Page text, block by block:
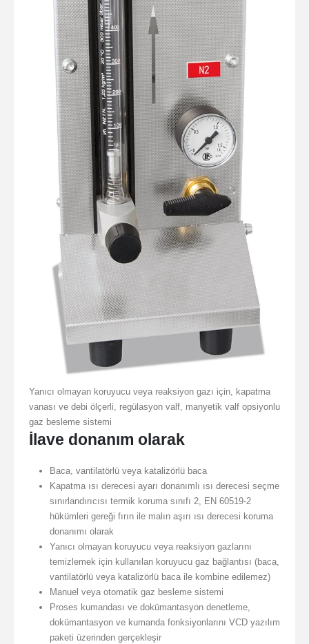
Yanıcı olmayan koruyucu veya reaksiyon gazı için, kapatma
vanası ve debi ölçerli, regülasyon valf, manyetik valf opsiyonlu
gaz besleme sistemi
İlave donanım olarak
Baca, vantilatörlü veya katalizörlü baca
Kapatma ısı derecesi ayarı donanımlı ısı derecesi seçme
sınırlandırıcısı termik koruma sınıfı 2, EN 60519-2
hükümleri gereği fırın ile malın aşırı ısı derecesi koruma
donanımı olarak
Yanıcı olmayan koruyucu veya reaksiyon gazlarını
temizlemek için kullanılan koruyucu gaz bağlantısı (baca,
vantilatörlü veya katalizörlü baca ile kombine edilemez)
Manuel veya otomatik gaz besleme sistemi
Proses kumandası ve dokümantasyon denetleme,
dokümantasyon ve kumanda fonksiyonlarını VCD yazılım
paketi üzerinden gerçekleşir